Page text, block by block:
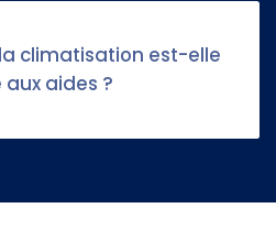
climatisation est-elle
aides ?